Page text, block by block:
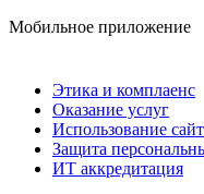
Мобильное приложение
Этика и комплаенс
Оказание услуг
Использование
Защита
ИТ аккредитация